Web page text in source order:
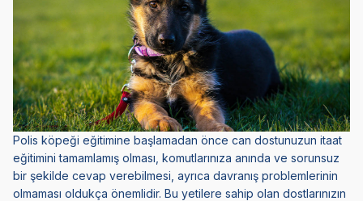
Polis köpeği eğitimine başlamadan önce can dostunuzun itaat
eğitimini tamamlamış olması, komutlarınıza anında ve sorunsuz
bir şekilde cevap verebilmesi, ayrıca davranış problemlerinin
olmaması oldukça önemlidir. Bu yetilere sahip olan dostlarınızın